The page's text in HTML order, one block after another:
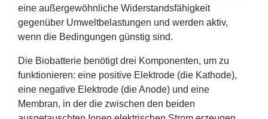
eine außergewöhnliche Widerstandsfähigkeit
gegenüber Umweltbelastungen und werden aktiv,
wenn die Bedingungen günstig sind.
Die Biobatterie benötigt drei Komponenten, um zu
funktionieren: eine positive Elektrode (die Kathode),
eine negative Elektrode (die Anode) und eine
Membran, in der die zwischen den beiden